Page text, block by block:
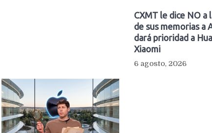
CXMT le dice NO a
de sus memorias a
dará prioridad a
Xiaomi
6 agosto, 2026